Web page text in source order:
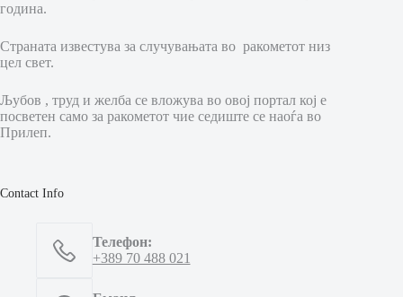
година.
Страната известува за случувањата во ракометот низ
цел свет.
Љубов , труд и желба се вложува во овој портал кој е
посветен само за ракометот чие седиште се наоѓа во
Прилеп.
Contact Info
Телефон:
+389 70 488 021